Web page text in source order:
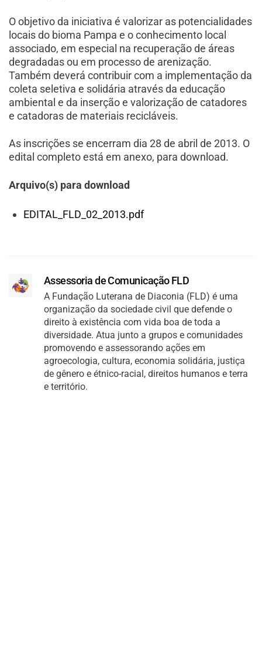
O objetivo da iniciativa é valorizar as potencialidades
locais do bioma Pampa e o conhecimento local
associado, em especial na recuperação de áreas
degradadas ou em processo de arenização.
Também deverá contribuir com a implementação da
coleta seletiva e solidária através da educação
ambiental e da inserção e valorização de catadores
e catadoras de materiais recicláveis.
As inscrições se encerram dia 28 de abril de 2013. O
edital completo está em anexo, para download.
Arquivo(s) para download
EDITAL_FLD_02_2013.pdf
Assessoria de Comunicação FLD
A Fundação Luterana de Diaconia (FLD) é uma
organização da sociedade civil que defende o
direito à existência com vida boa de toda a
diversidade. Atua junto a grupos e comunidades
promovendo e assessorando ações em
agroecologia, cultura, economia solidária, justiça
de gênero e étnico-racial, direitos humanos e terra
e território.